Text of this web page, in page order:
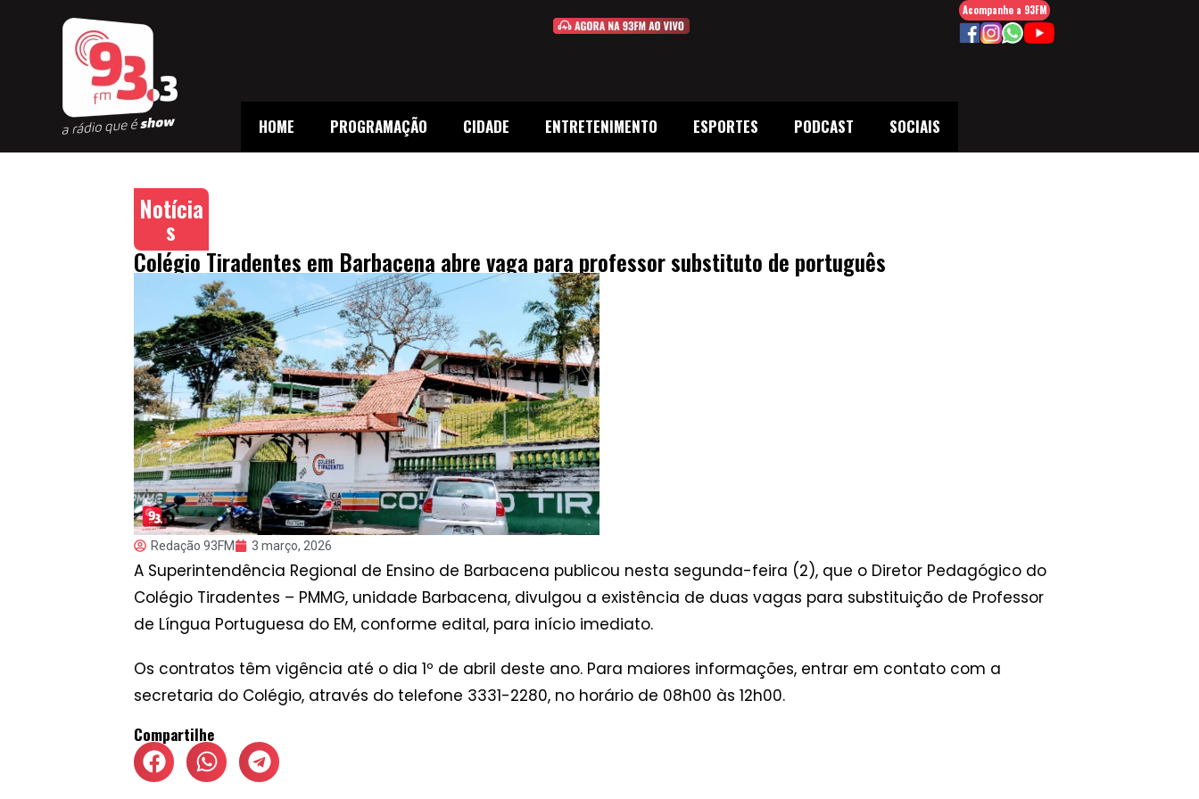
HOME PROGRAMAÇÃO CIDADE ENTRETENIMENTO ESPORTES PODCAST SOCIAIS
Acompanhe a 93FM
Notícia
s
Colégio Tiradentes em Barbacena abre vaga para professor substituto de português
Redação 93FM 3 março, 2026
A Superintendência Regional de Ensino de Barbacena publicou nesta segunda-feira (2), que o Diretor Pedagógico do
Colégio Tiradentes – PMMG, unidade Barbacena, divulgou a existência de duas vagas para substituição de Professor
de Língua Portuguesa do EM, conforme edital, para início imediato.
Os contratos têm vigência até o dia 1º de abril deste ano. Para maiores informações, entrar em contato com a
secretaria do Colégio, através do telefone 3331-2280, no horário de 08h00 às 12h00.
Compartilhe